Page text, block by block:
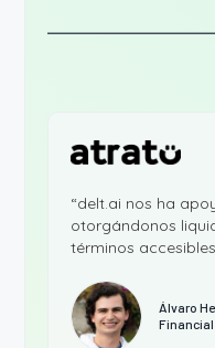
“delt.ai nos ha
otorgándonos
términos
Álvaro